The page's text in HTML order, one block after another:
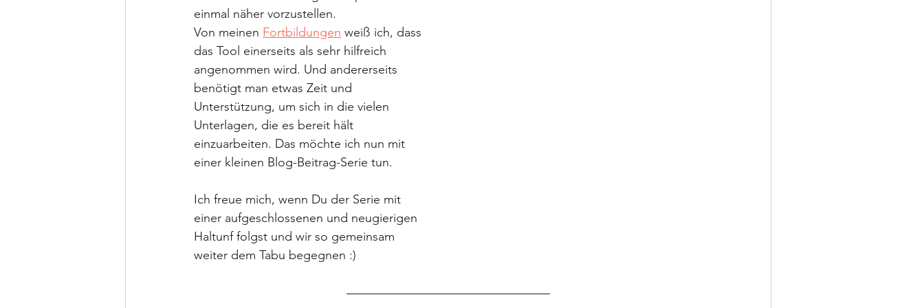
einmal näher vorzustellen.
Von meinen Fortbildungen weiß ich, dass
das Tool einerseits als sehr hilfreich
angenommen wird. Und andererseits
benötigt man etwas Zeit und
Unterstützung, um sich in die vielen
Unterlagen, die es bereit hält
einzuarbeiten. Das möchte ich nun mit
einer kleinen Blog-Beitrag-Serie tun.
Ich freue mich, wenn Du der Serie mit
einer aufgeschlossenen und neugierigen
Haltunf folgst und wir so gemeinsam
weiter dem Tabu begegnen :)